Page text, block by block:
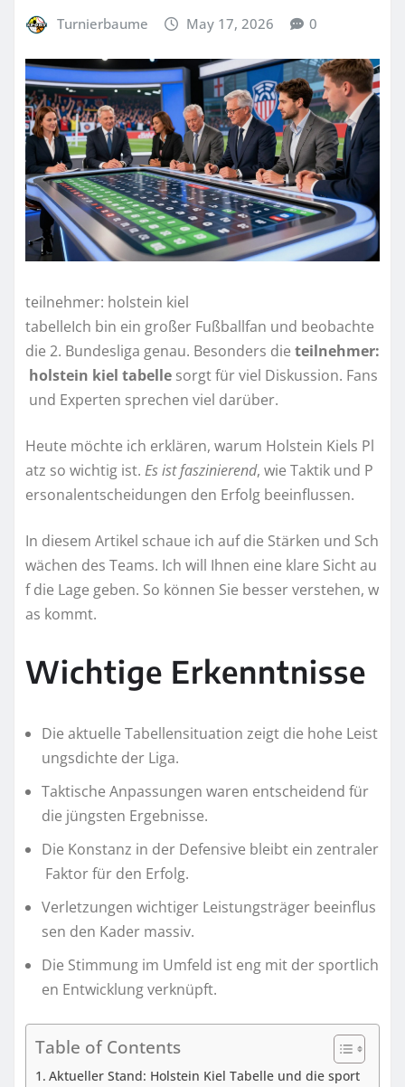
Turnierbaume May 17, 2026 0
teilnehmer: holstein kiel
tabelleIch bin ein großer Fußballfan und beobachte
die 2. Bundesliga genau. Besonders die teilnehmer:
holstein kiel tabelle sorgt für viel Diskussion. Fans
und Experten sprechen viel darüber.
Heute möchte ich erklären, warum Holstein Kiels Pl
atz so wichtig ist. Es ist faszinierend, wie Taktik und P
ersonalentscheidungen den Erfolg beeinflussen.
In diesem Artikel schaue ich auf die Stärken und Sch
wächen des Teams. Ich will Ihnen eine klare Sicht au
f die Lage geben. So können Sie besser verstehen, w
as kommt.
Wichtige Erkenntnisse
Die aktuelle Tabellensituation zeigt die hohe Leist
ungsdichte der Liga.
Taktische Anpassungen waren entscheidend für
die jüngsten Ergebnisse.
Die Konstanz in der Defensive bleibt ein zentraler
Faktor für den Erfolg.
Verletzungen wichtiger Leistungsträger beeinflus
sen den Kader massiv.
Die Stimmung im Umfeld ist eng mit der sportlich
en Entwicklung verknüpft.
Table of Contents
Aktueller Stand: Holstein Kiel Tabelle und die sport